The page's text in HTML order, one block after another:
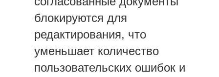
блокируются для
редактирования, что
уменьшает количество
пользовательских ошибок и